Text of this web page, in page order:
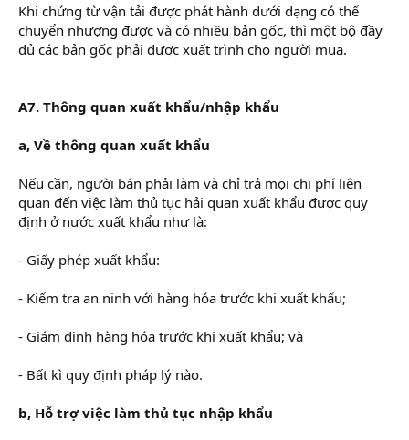
Khi chứng từ vận tải được phát hành dưới dạng có thể
chuyển nhượng được và có nhiều bản gốc, thì một bộ đầy
đủ các bản gốc phải được xuất trình cho người mua.
A7. Thông quan xuất khẩu/nhập khẩu
a, Về thông quan xuất khẩu
Nếu cần, người bán phải làm và chỉ trả mọi chi phí liên
quan đến việc làm thủ tục hải quan xuất khẩu được quy
định ở nước xuất khẩu như là:
- Giấy phép xuất khẩu:
- Kiểm tra an ninh với hàng hóa trước khi xuất khẩu;
- Giám định hàng hóa trước khi xuất khẩu; và
- Bất kì quy định pháp lý nào.
b, Hỗ trợ việc làm thủ tục nhập khẩu